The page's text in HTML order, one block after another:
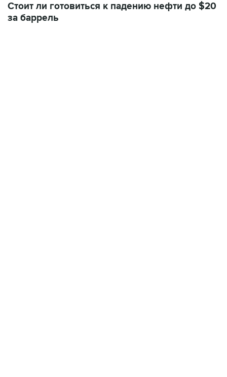
Стоит ли готовиться к падению нефти до $20
за баррель